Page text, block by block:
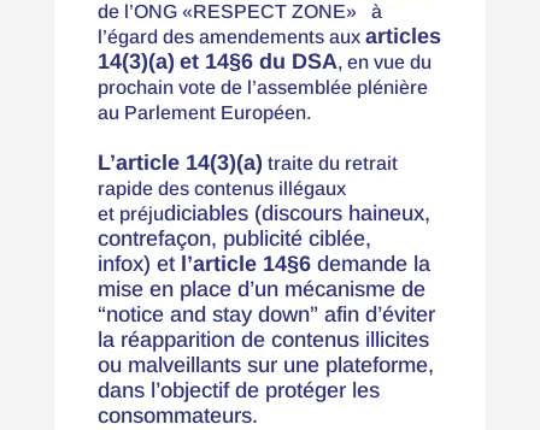
de l’ONG «RESPECT ZONE» à
l’égard des amendements aux articles
14(3)(a) et 14§6 du DSA, en vue du
prochain vote de l’assemblée plénière
au Parlement Européen.
L’article 14(3)(a) traite du retrait
rapide des contenus illégaux
et préjudiciables (discours haineux,
contrefaçon, publicité ciblée,
infox) et l’article 14§6demande la
mise en place d’un mécanisme de
“notice and stay down” afin d’éviter
la réapparition de contenus illicites
ou malveillants sur une plateforme,
dans l’objectif de protéger les
consommateurs.